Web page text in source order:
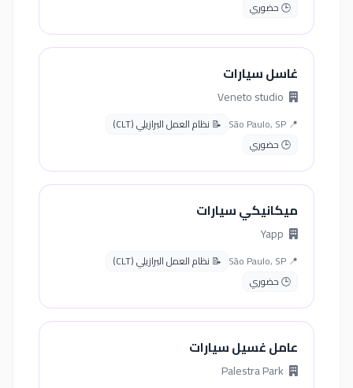
🕒 حضوري
غاسل سيارات
📍 São Paulo, SP
📝 نظام العمل البرازيلي (CLT)
🕒 حضوري
ميكانيكي سيارات
📍 São Paulo, SP
📝 نظام العمل البرازيلي (CLT)
🕒 حضوري
عامل غسيل سيارات